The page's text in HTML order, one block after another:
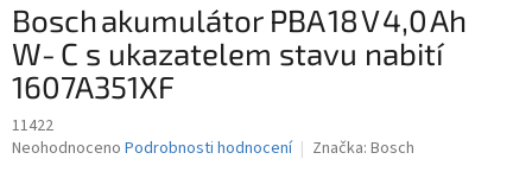
Bosch akumulátor PBA 18 V 4,0 Ah
W‑C s ukazatelem stavu nabití
1607A351XF
11422
Průměrné
Neohodnoceno Podrobnosti hodnocení Značka: Bosch